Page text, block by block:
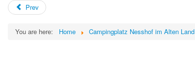
Prev
You are here: Home Campingplatz Nesshof im Alten Land